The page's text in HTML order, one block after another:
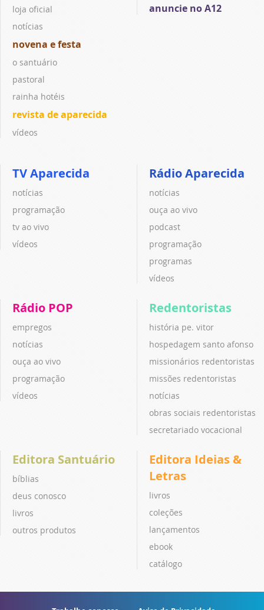
loja oficial
notícias
novena e festa
o santuário
pastoral
rainha hotéis
revista de aparecida
vídeos
anuncie no A12
TV Aparecida
notícias
programação
tv ao vivo
vídeos
Rádio Aparecida
notícias
ouça ao vivo
podcast
programação
programas
vídeos
Rádio POP
empregos
notícias
ouça ao vivo
programação
vídeos
Redentoristas
história pe. vitor
hospedagem santo afonso
missionários redentoristas
missões redentoristas
notícias
obras sociais redentoristas
secretariado vocacional
Editora Santuário
bíblias
deus conosco
livros
outros produtos
Editora Ideias &
Letras
livros
coleções
lançamentos
ebook
catálogo